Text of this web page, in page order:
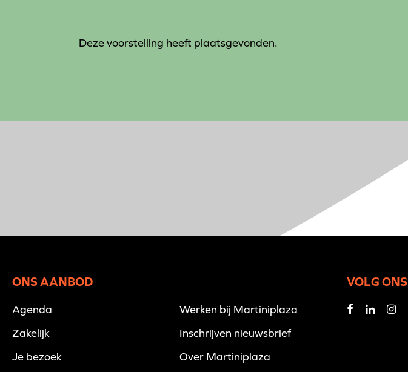
Deze voorstelling heeft plaatsgevonden.
ONS AANBOD
Agenda
Zakelijk
Je bezoek
Werken bij Martiniplaza
Inschrijven nieuwsbrief
Over Martiniplaza
VOLG ONS